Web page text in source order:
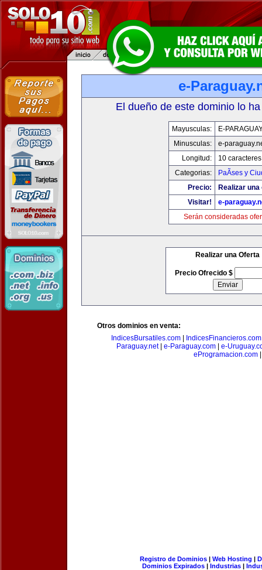
e-
El dueño de este dominio lo
Mayusculas:
E-
Minusculas:
e-
Longitud:
10 caracteres
Categorias:
PaÃ­ses y
Precio:
Realizar
Visitar!
e-
Serán consideradas
Realizar una Oferta
Precio Ofrecido $
Otros dominios en venta:
IndicesBursatiles.com
IndicesFinancieros.com
Paraguay.net| e-Paraguay.com| e-
eProgramacion.com
Registro de Dominios| Web Hosting |
Dominios Expirados | Industrias |